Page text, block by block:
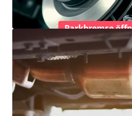
Parkbremse